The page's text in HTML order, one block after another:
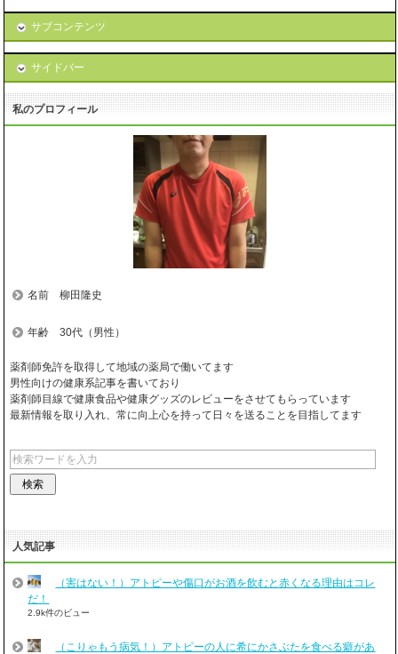
サブコンテンツ
サイドバー
私のプロフィール
名前 柳田隆史
年齢 30代（男性）
薬剤師免許を取得して地域の薬局で働いてます
男性向けの健康系記事を書いており
薬剤師目線で健康食品や健康グッズのレビューをさせてもらっています
最新情報を取り入れ、常に向上心を持って日々を送ることを目指してます
人気記事
（害はない！）アトピーや傷口がお酒を飲むと赤くなる理由はコレ
だ！
2.9k件のビュー
（こりゃもう病気！）アトピーの人に希にかさぶたを食べる癖があ